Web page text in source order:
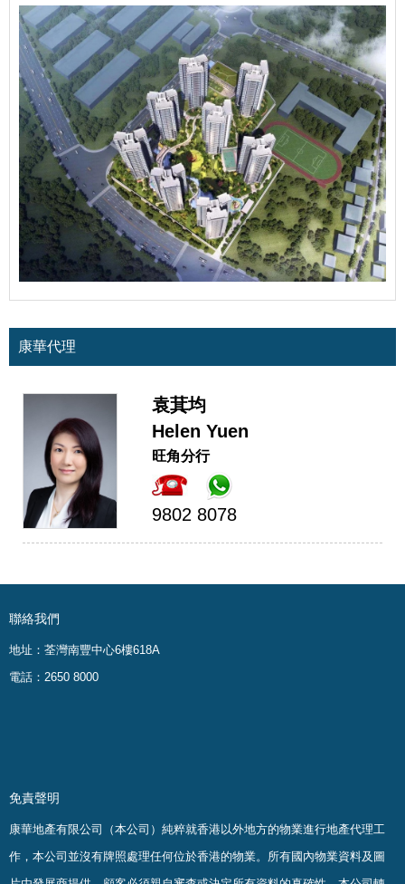
康華代理
袁萁均
Helen Yuen
旺角分行
9802 8078
聯絡我們
地址：荃灣南豐中心6樓618A
電話：2650 8000
免責聲明
康華地產有限公司（本公司）純粹就香港以外地方的物業進行地產代理工
作，本公司並沒有牌照處理任何位於香港的物業。 所有國內物業資料及圖